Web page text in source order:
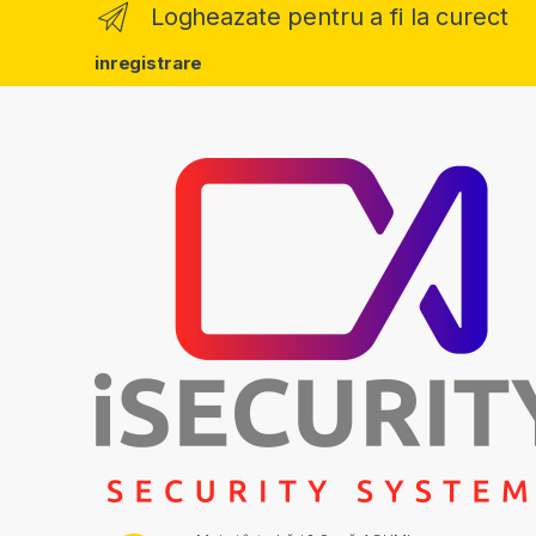
Logheazate pentru a fi la curect
inregistrare